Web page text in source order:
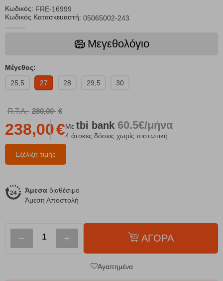
Κωδικός: FRE-16999
Κωδικός Κατασκευαστή: 05065002-243
Μεγεθολόγιο
Μέγεθος:
25,5
27 28 29,5 30
Π.Τ.Λ. 280,00 €
Εξέλιξη τιμής
238,00€Με tbi bank 60.5€/μήνα
4 άτοκες δόσεις χωρίς πιστωτική
Άμεσα διαθέσιμο
Άμεση Αποστολή
− + ΑΓΟΡΑ
Αγαπημένα